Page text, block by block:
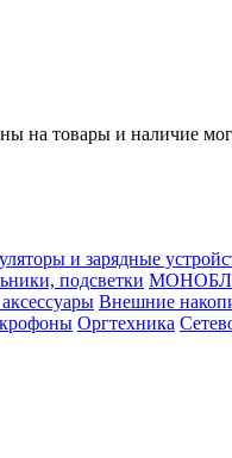
на товары и наличие
и зарядные
подсветки
Внешние
Оргтехника